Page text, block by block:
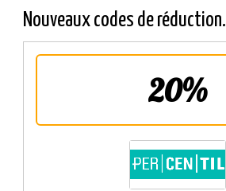
Nouveaux codes de réduction.
20%